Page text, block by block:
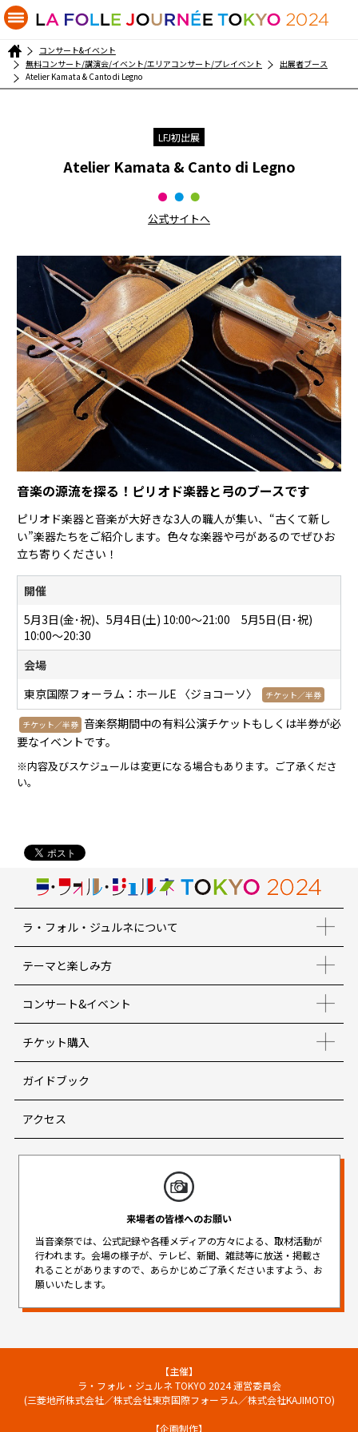
コンサート&イベント
無料コンサート/講演会/イベント/エリアコンサート/プレイベント
出展者ブース
Atelier Kamata & Canto di Legno
LFJ初出展
Atelier Kamata & Canto di Legno
公式サイトへ
音楽の源流を探る！ピリオド楽器と弓のブースです
ピリオド楽器と音楽が大好きな3人の職人が集い、“古くて新し
い”楽器たちをご紹介します。色々な楽器や弓があるのでぜひお
立ち寄りください！
開催
5月3日(金･祝)、5月4日(土) 10:00〜21:00 5月5日(日･祝)
10:00～20:30
会場
東京国際フォーラム：ホールE 〈ジョコーソ〉
チケット／半券
チケット／半券 音楽祭期間中の有料公演チケットもしくは半券が必
要なイベントです。
※内容及びスケジュールは変更になる場合もあります。ご了承くださ
い。
ラ・フォル・ジュルネについて
テーマと楽しみ方
コンサート&イベント
チケット購入
ガイドブック
アクセス
来場者の皆様へのお願い
当音楽祭では、公式記録や各種メディアの方々による、取材活動が
行われます。 会場の様子が、テレビ、新聞、雑誌等に放送・掲載さ
れることがありますので、 あらかじめご了承くださいますよう、お
願いいたします。
【主催】
ラ・フォル・ジュルネ TOKYO 2024 運営委員会
(三菱地所株式会社／株式会社東京国際フォーラム／株式会社KAJIMOTO)
【企画制作】